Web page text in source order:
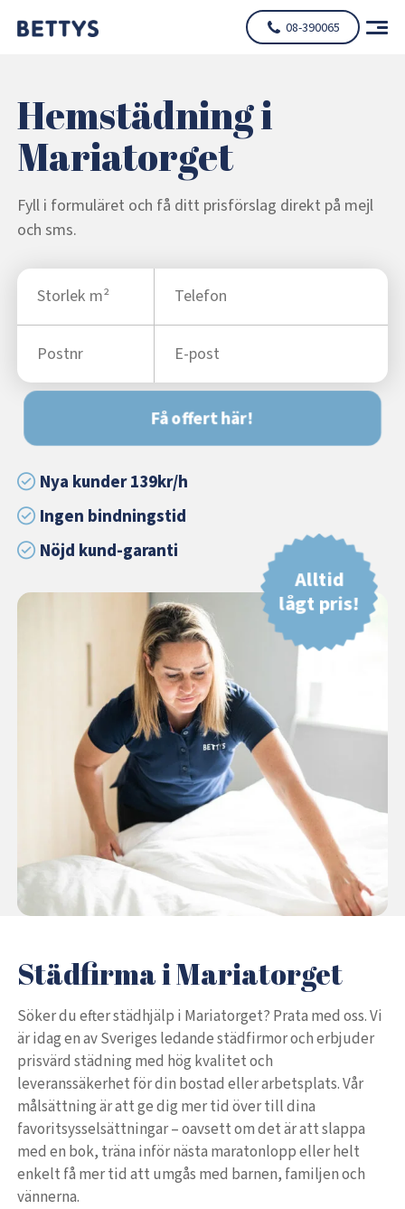
08-390065
Hemstädning i
Mariatorget
Fyll i formuläret och få ditt prisförslag direkt på mejl
och sms.
Få offert här!
Nya kunder 139kr/h
Ingen bindningstid
Nöjd kund-garanti
Alltid
lågt pris!
Städfirma i Mariatorget
Söker du efter städhjälp i Mariatorget? Prata med oss. Vi
är idag en av Sveriges ledande städfirmor och erbjuder
prisvärd städning med hög kvalitet och
leveranssäkerhet för din bostad eller arbetsplats. Vår
målsättning är att ge dig mer tid över till dina
favoritsysselsättningar – oavsett om det är att slappa
med en bok, träna inför nästa maratonlopp eller helt
enkelt få mer tid att umgås med barnen, familjen och
vännerna.